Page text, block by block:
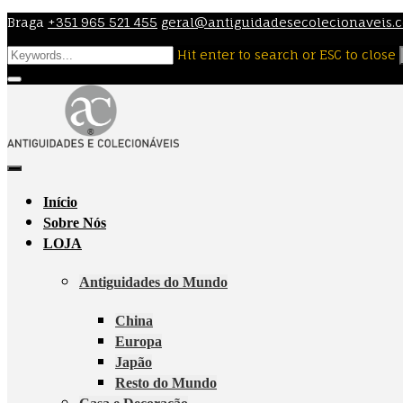
Skip
to
content
Braga +351 965 521 455
Hit enter to search or ESC to close
Início
Sobre Nós
LOJA
Antiguidades do Mundo
China
Europa
Japão
Resto do Mundo